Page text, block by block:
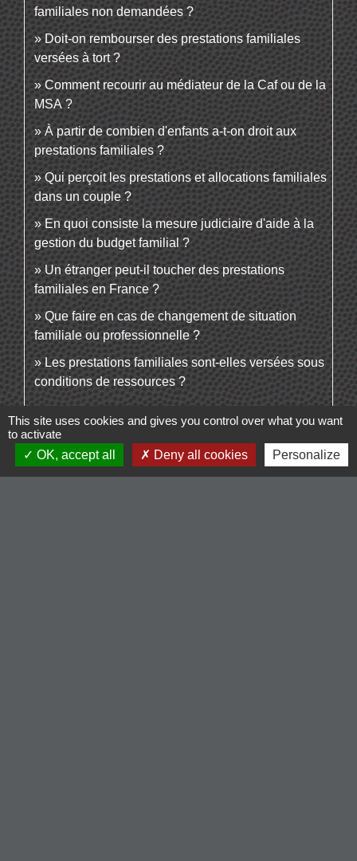
familiales non demandées ?
Doit-on rembourser des prestations familiales
versées à tort ?
Comment recourir au médiateur de la Caf ou de la
MSA ?
À partir de combien d'enfants a-t-on droit aux
prestations familiales ?
Qui perçoit les prestations et allocations familiales
dans un couple ?
En quoi consiste la mesure judiciaire d'aide à la
gestion du budget familial ?
Un étranger peut-il toucher des prestations
familiales en France ?
Que faire en cas de changement de situation
familiale ou professionnelle ?
Les prestations familiales sont-elles versées sous
conditions de ressources ?
Et aussi
Aides financières pour la scolarité
This site uses cookies and gives you control over what you want
to activate
OK, accept all
Deny all cookies Personalize